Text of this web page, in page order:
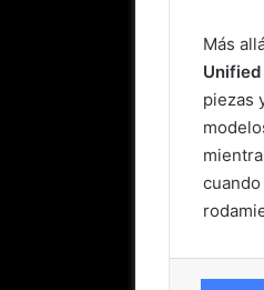
Más
Unified
piezas